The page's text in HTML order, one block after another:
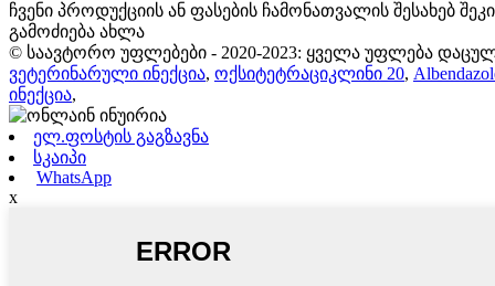
ჩვენი პროდუქციის ან ფასების ჩამონათვალის შესახებ
გამოძიება ახლა
© საავტორო უფლებები - 2020-2023: ყველა უფლება
ვეტერინარული ინექცია, ოქსიტეტრაციკლინი 20,
ინექცია,
ელ.ფოსტის გაგზავნა
სკაიპი
WhatsApp
x